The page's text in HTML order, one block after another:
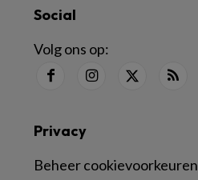
Social
Volg ons op:
Privacy
Beheer cookievoorkeuren